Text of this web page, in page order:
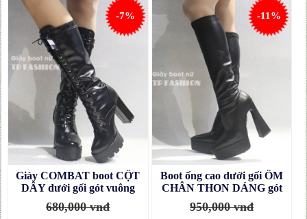
-7%
Giày COMBAT boot CỘT
DÂY dưới gối gót vuông
12cm GCC127A
680,000 vnđ
-11%
Boot ống cao dưới gối ÔM
CHÂN THON DÁNG gót
vuông 14cm GCC126
950,000 vnđ